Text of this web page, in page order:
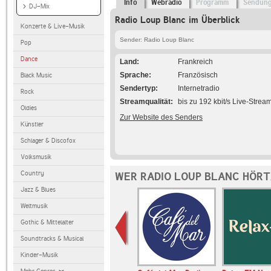
DJ-Mix
Konzerte & Live-Musik
Pop
Dance
Black Music
Rock
Oldies
Künstler
Schlager & Discofox
Volksmusik
Country
Jazz & Blues
Weltmusik
Gothic & Mittelalter
Soundtracks & Musical
Kinder-Musik
Info Webradio Programm
Radio Loup Blanc im Überblick
Sender: Radio Loup Blanc
Land
Frankreich
Sprache
Französisch
Sendertyp
Internetradio
Streamqualität
bis zu 192 kbit/s Live-
Zur Website des Senders
WER RADIO LOUP BLANC